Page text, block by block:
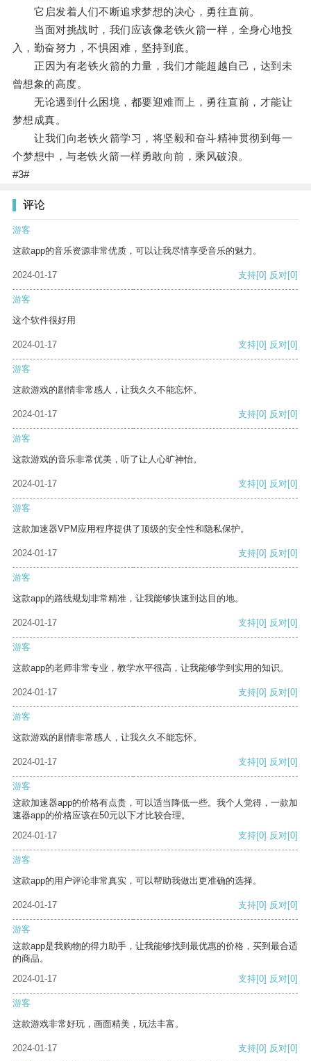
它启发着人们不断追求梦想的决心，勇往直前。
当面对挑战时，我们应该像老铁火箭一样，全身心地投
入，勤奋努力，不惧困难，坚持到底。
正因为有老铁火箭的力量，我们才能超越自己，达到未
曾想象的高度。
无论遇到什么困境，都要迎难而上，勇往直前，才能让
梦想成真。
让我们向老铁火箭学习，将坚毅和奋斗精神贯彻到每一
个梦想中，与老铁火箭一样勇敢向前，乘风破浪。
#3#
评论
游客
这款app的音乐资源非常优质，可以让我尽情享受音乐的魅力。
2024-01-17 支持[0] 反对[0]
游客
这个软件很好用
2024-01-17 支持[0] 反对[0]
游客
这款游戏的剧情非常感人，让我久久不能忘怀。
2024-01-17 支持[0] 反对[0]
游客
这款游戏的音乐非常优美，听了让人心旷神怡。
2024-01-17 支持[0] 反对[0]
游客
这款加速器VPM应用程序提供了顶级的安全性和隐私保护。
2024-01-17 支持[0] 反对[0]
游客
这款app的路线规划非常精准，让我能够快速到达目的地。
2024-01-17 支持[0] 反对[0]
游客
这款app的老师非常专业，教学水平很高，让我能够学到实用的知识。
2024-01-17 支持[0] 反对[0]
游客
这款游戏的剧情非常感人，让我久久不能忘怀。
2024-01-17 支持[0] 反对[0]
游客
这款加速器app的价格有点贵，可以适当降低一些。我个人觉得，一款加
速器app的价格应该在50元以下才比较合理。
2024-01-17
支持[0] 反对[0]
游客
这款app的用户评论非常真实，可以帮助我做出更准确的选择。
2024-01-17 支持[0] 反对[0]
游客
这款app是我购物的得力助手，让我能够找到最优惠的价格，买到最合适
的商品。
2024-01-17
支持[0] 反对[0]
游客
这款游戏非常好玩，画面精美，玩法丰富。
2024-01-17 支持[0] 反对[0]